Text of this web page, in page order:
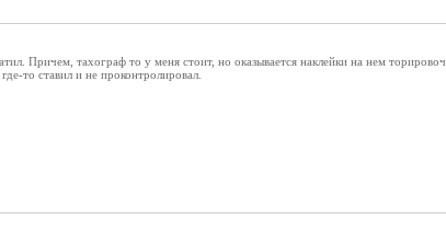
Причем, тахограф то у меня стоит, но оказывается наклейки на нем
то ставил и не проконтролировал.